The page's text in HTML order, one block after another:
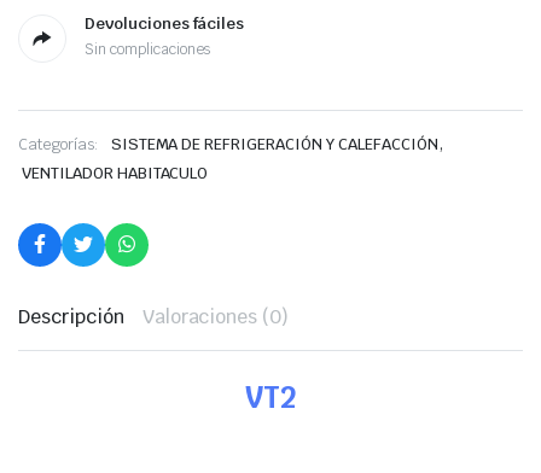
Devoluciones fáciles
Sin complicaciones
Categorías: SISTEMA DE REFRIGERACIÓN Y CALEFACCIÓN,
VENTILADOR HABITACULO
Descripción Valoraciones (0)
VT2